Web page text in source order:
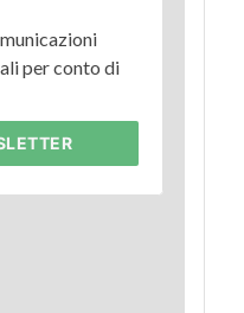
per conto di